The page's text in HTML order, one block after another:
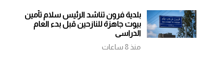
بلدية فرون تناشد الرئيس سلام تأمين
بيوت جاهزة للنازحين قبل بدء العام
الدراسي
منذ 8 ساعات